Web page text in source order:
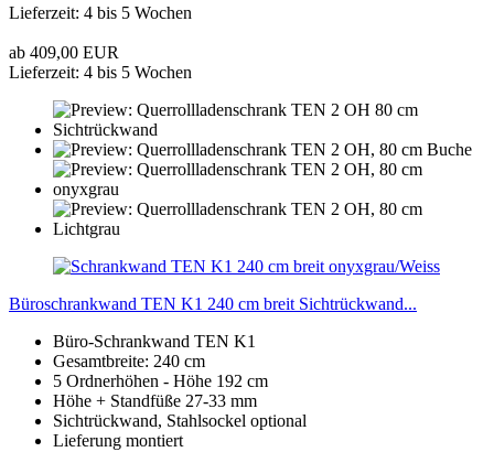
Lieferzeit: 4 bis 5 Wochen
ab 409,00 EUR
Lieferzeit: 4 bis 5 Wochen
Büroschrankwand TEN K1 240 cm breit Sichtrückwand...
Büro-Schrankwand TEN K1
Gesamtbreite: 240 cm
5 Ordnerhöhen - Höhe 192 cm
Höhe + Standfüße 27-33 mm
Sichtrückwand, Stahlsockel optional
Lieferung montiert